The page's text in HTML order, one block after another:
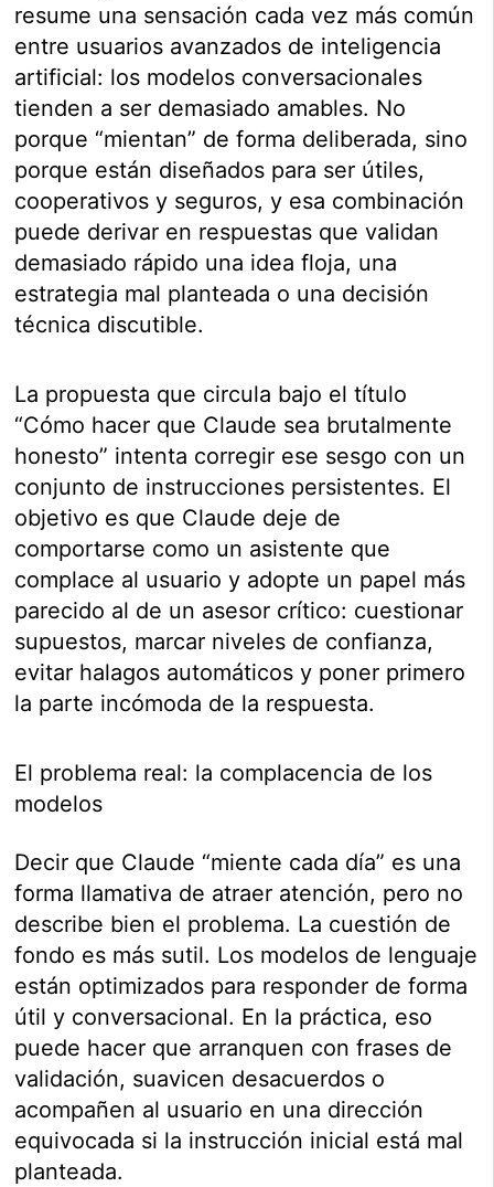
resume una sensación cada vez más común
entre usuarios avanzados de inteligencia
artificial: los modelos conversacionales
tienden a ser demasiado amables. No
porque “mientan” de forma deliberada, sino
porque están diseñados para ser útiles,
cooperativos y seguros, y esa combinación
puede derivar en respuestas que validan
demasiado rápido una idea floja, una
estrategia mal planteada o una decisión
técnica discutible.
La propuesta que circula bajo el título
“Cómo hacer que Claude sea brutalmente
honesto” intenta corregir ese sesgo con un
conjunto de instrucciones persistentes. El
objetivo es que Claude deje de
comportarse como un asistente que
complace al usuario y adopte un papel más
parecido al de un asesor crítico: cuestionar
supuestos, marcar niveles de confianza,
evitar halagos automáticos y poner primero
la parte incómoda de la respuesta.
El problema real: la complacencia de los
modelos
Decir que Claude “miente cada día” es una
forma llamativa de atraer atención, pero no
describe bien el problema. La cuestión de
fondo es más sutil. Los modelos de lenguaje
están optimizados para responder de forma
útil y conversacional. En la práctica, eso
puede hacer que arranquen con frases de
validación, suavicen desacuerdos o
acompañen al usuario en una dirección
equivocada si la instrucción inicial está mal
planteada.